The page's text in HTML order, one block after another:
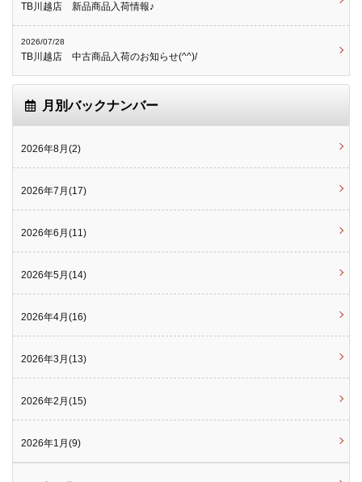
TB川越店 新品商品入荷情報♪
2026/07/28
TB川越店 中古商品入荷のお知らせ(^^)/
月別バックナンバー
2026年8月(2)
2026年7月(17)
2026年6月(11)
2026年5月(14)
2026年4月(16)
2026年3月(13)
2026年2月(15)
2026年1月(9)